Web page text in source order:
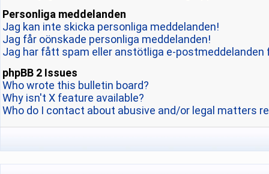
Personliga meddelanden
Jag kan inte skicka personliga meddelanden!
Jag får oönskade personliga meddelanden!
Jag har fått spam eller anstötliga e-postmeddelanden
phpBB 2 Issues
Who wrote this bulletin board?
Why isn't X feature available?
Who do I contact about abusive and/or legal matters